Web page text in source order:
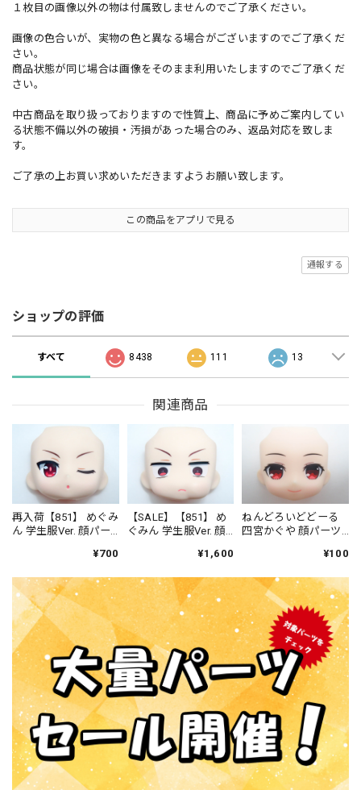
１枚目の画像以外の物は付属致しませんのでご了承ください。
画像の色合いが、実物の色と異なる場合がございますのでご了承くだ
さい。
商品状態が同じ場合は画像をそのまま利用いたしますのでご了承くだ
さい。
中古商品を取り扱っておりますので性質上、商品に予めご案内してい
る状態不備以外の破損・汚損があった場合のみ、返品対応を致しま
す。
ご了承の上お買い求めいただきますようお願い致します。
この商品をアプリで見る
通報する
ショップの評価
すべて 8438 111 13
関連商品
再入荷【851】 めぐみ
ん 学生服Ver. 顔パー
¥700
【SALE】【851】 め
ぐみん 学生服Ver. 顔
¥1,600
ねんどろいどどーる
四宮かぐや 顔パーツ
¥100